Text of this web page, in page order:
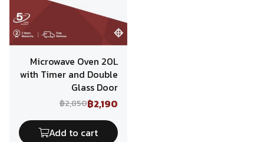
Microwave Oven 20L
with Timer and Double
Glass Door
฿2,850฿2,190
Add to cart